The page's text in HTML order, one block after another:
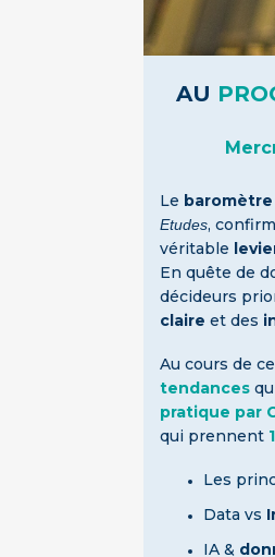
AU
Le baromètre
Etudes,
véritable
En quête de
décideurs
claire et des
Au cours de
tendances
pratique par
qui prennent
Les
Data vs
IA &